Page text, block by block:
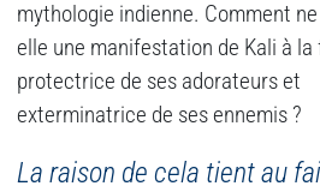
mythologie indienne. Comment
elle une manifestation de Kali à la
protectrice de ses adorateurs et
exterminatrice de ses ennemis ?
La raison de cela tient au